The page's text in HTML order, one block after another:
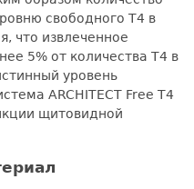
свободного Т4 в
что извлеченное
5% от количества Т4 в
уровень
ARCHITECT Free T4
щитовидной